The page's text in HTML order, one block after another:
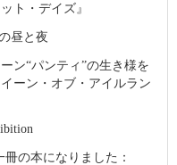
ト・デイズ』
昼と夜
ン“パンティ”の生き様を
ーン・オブ・アイルラン
の本になりました：